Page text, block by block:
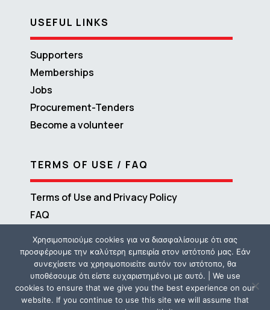
USEFUL LINKS
Supporters
Memberships
Jobs
Procurement-Tenders
Become a volunteer
TERMS OF USE / FAQ
Terms of Use and Privacy Policy
FAQ
Χρησιμοποιούμε cookies για να διασφαλίσουμε ότι σας
προσφέρουμε την καλύτερη εμπειρία στον ιστότοπό μας. Εάν
συνεχίσετε να χρησιμοποιείτε αυτόν τον ιστότοπο, θα
υποθέσουμε ότι είστε ευχαριστημένοι με αυτό. | We use
cookies to ensure that we give you the best experience on our
website. If you continue to use this site we will assume that